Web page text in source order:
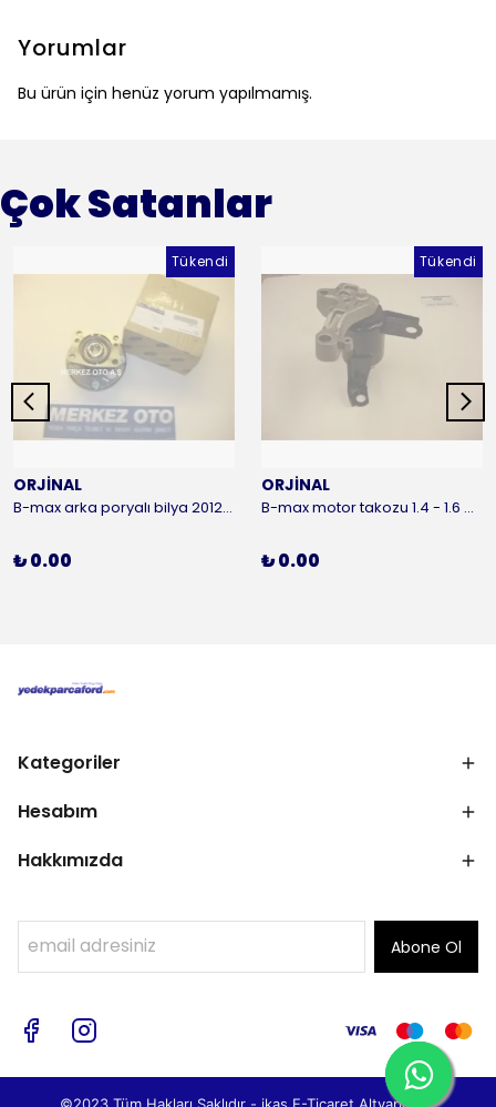
Yorumlar
Bu ürün için henüz yorum yapılmamış.
Çok Satanlar
Tükendi
ORJİNAL
B-max arka poryalı bilya 2012-2016 ORJİNAL
₺ 0.00
Tükendi
ORJİNAL
B-max motor takozu 1.4 - 1.6 benzinli 2012-2016 ORJİNAL
₺ 0.00
Kategoriler
Hesabım
Hakkımızda
Abone Ol